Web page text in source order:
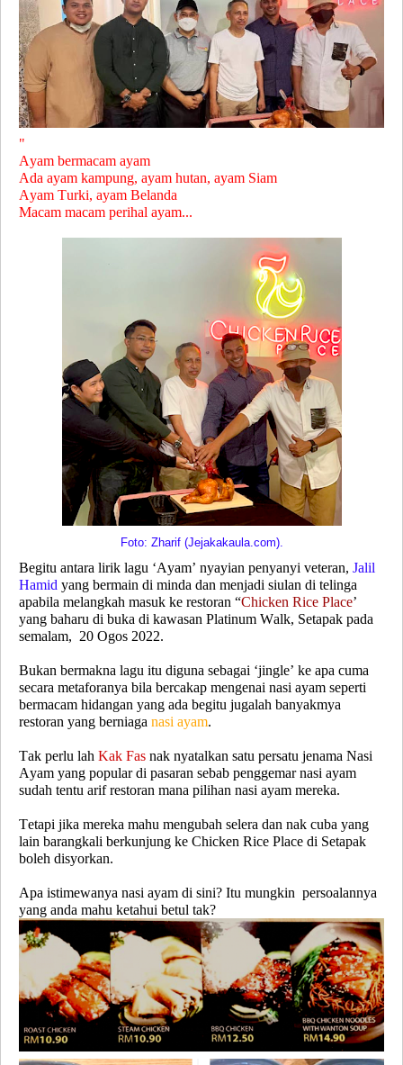
"
Ayam bermacam ayam
Ada ayam kampung, ayam hutan, ayam Siam
Ayam Turki, ayam Belanda
Macam macam perihal ayam...
Foto: Zharif (Jejakakaula.com).
Begitu antara lirik lagu ‘Ayam’ nyayian penyanyi veteran, Jalil
Hamid yang bermain di minda dan menjadi siulan di telinga
apabila melangkah masuk ke restoran “Chicken Rice Place’
yang baharu di buka di kawasan Platinum Walk, Setapak pada
semalam, 20 Ogos 2022.
Bukan bermakna lagu itu diguna sebagai ‘jingle’ ke apa cuma
secara metaforanya bila bercakap mengenai nasi ayam seperti
bermacam hidangan yang ada begitu jugalah banyakmya
restoran yang berniaga nasi ayam.
Tak perlu lah Kak Fas nak nyatalkan satu persatu jenama Nasi
Ayam yang popular di pasaran sebab penggemar nasi ayam
sudah tentu arif restoran mana pilihan nasi ayam mereka.
Tetapi jika mereka mahu mengubah selera dan nak cuba yang
lain barangkali berkunjung ke Chicken Rice Place di Setapak
boleh disyorkan.
Apa istimewanya nasi ayam di sini? Itu mungkin persoalannya
yang anda mahu ketahui betul tak?